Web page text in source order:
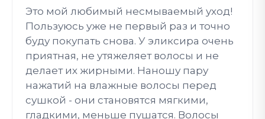
Это мой любимый несмываемый уход!
Пользуюсь уже не первый раз и точно
буду покупать снова. У эликсира очень
приятная, не утяжеляет волосы и не
делает их жирными. Наношу пару
нажатий на влажные волосы перед
сушкой - они становятся мягкими,
гладкими, меньше пушатся. Волосы